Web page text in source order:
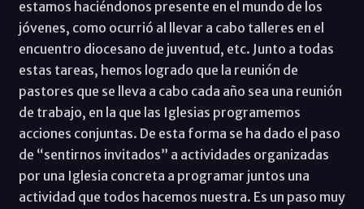
estamos haciéndonos presente en el mundo de los
jóvenes, como ocurrió al llevar a cabo talleres en el
encuentro diocesano de juventud, etc. Junto a todas
estas tareas, hemos logrado que la reunión de
pastores que se lleva a cabo cada año sea una reunión
de trabajo, en la que las Iglesias programemos
acciones conjuntas. De esta forma se ha dado el paso
de “sentirnos invitados” a actividades organizadas
por una Iglesia concreta a programar juntos una
actividad que todos hacemos nuestra. Es un paso muy